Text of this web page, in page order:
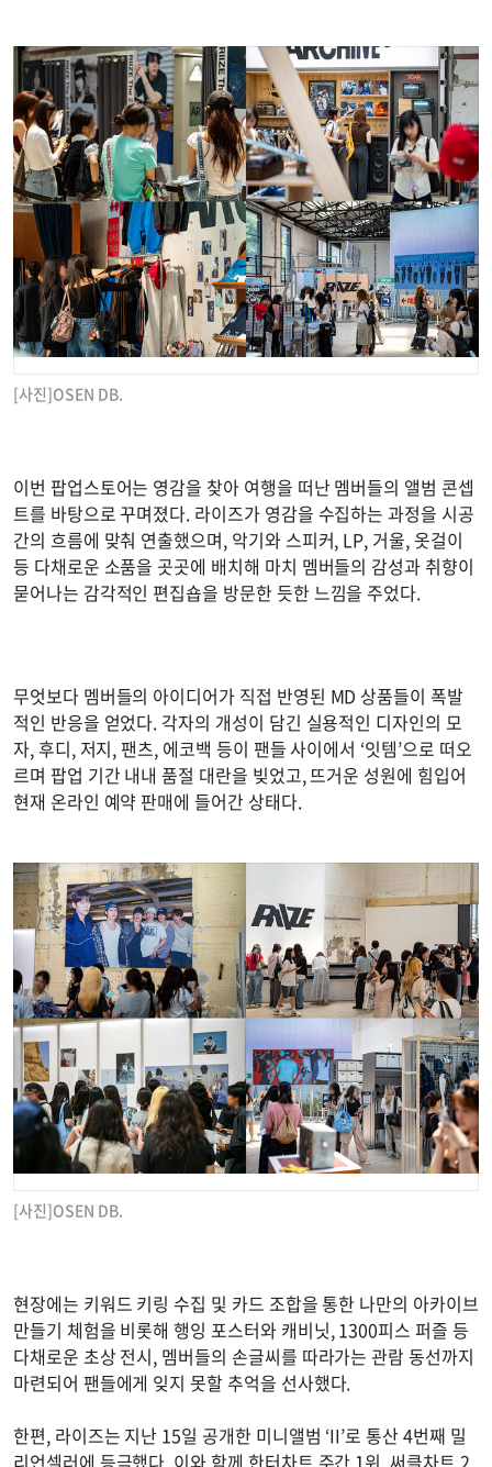
[사진]OSEN DB.
이번 팝업스토어는 영감을 찾아 여행을 떠난 멤버들의 앨범 콘셉
트를 바탕으로 꾸며졌다. 라이즈가 영감을 수집하는 과정을 시공
간의 흐름에 맞춰 연출했으며, 악기와 스피커, LP, 거울, 옷걸이
등 다채로운 소품을 곳곳에 배치해 마치 멤버들의 감성과 취향이
묻어나는 감각적인 편집숍을 방문한 듯한 느낌을 주었다.
무엇보다 멤버들의 아이디어가 직접 반영된 MD 상품들이 폭발
적인 반응을 얻었다. 각자의 개성이 담긴 실용적인 디자인의 모
자, 후디, 저지, 팬츠, 에코백 등이 팬들 사이에서 ‘잇템’으로 떠오
르며 팝업 기간 내내 품절 대란을 빚었고, 뜨거운 성원에 힘입어
현재 온라인 예약 판매에 들어간 상태다.
[사진]OSEN DB.
현장에는 키워드 키링 수집 및 카드 조합을 통한 나만의 아카이브
만들기 체험을 비롯해 행잉 포스터와 캐비닛, 1300피스 퍼즐 등
다채로운 초상 전시, 멤버들의 손글씨를 따라가는 관람 동선까지
마련되어 팬들에게 잊지 못할 추억을 선사했다.
한편, 라이즈는 지난 15일 공개한 미니앨범 ‘II’로 통산 4번째 밀
리언셀러에 등극했다. 이와 함께 한터차트 주간 1위, 써클차트 2